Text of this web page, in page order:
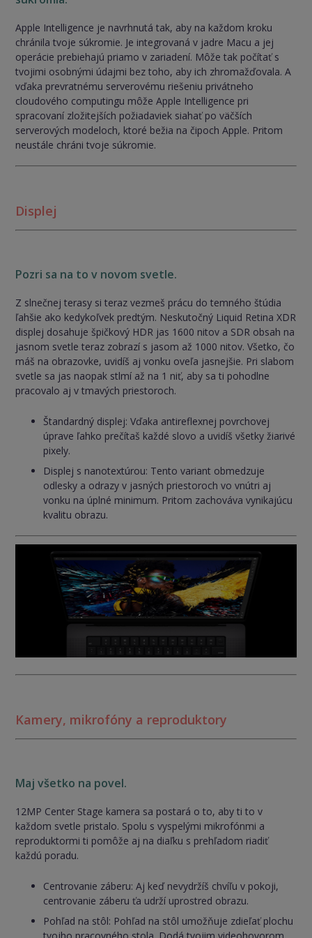
Apple Intelligence je navrhnutá tak, aby na každom kroku
chránila tvoje súkromie. Je integrovaná v jadre Macu a jej
operácie prebiehajú priamo v zariadení. Môže tak počítať s
tvojimi osobnými údajmi bez toho, aby ich zhromažďovala. A
vďaka prevratnému serverovému riešeniu privátneho
cloudového computingu môže Apple Intelligence pri
spracovaní zložitejších požiadaviek siahať po väčších
serverových modeloch, ktoré bežia na čipoch Apple. Pritom
neustále chráni tvoje súkromie.
Displej
Pozri sa na to v novom svetle.
Z slnečnej terasy si teraz vezmeš prácu do temného štúdia
ľahšie ako kedykoľvek predtým. Neskutočný Liquid Retina XDR
displej dosahuje špičkový HDR jas 1600 nitov a SDR obsah na
jasnom svetle teraz zobrazí s jasom až 1000 nitov. Všetko, čo
máš na obrazovke, uvidíš aj vonku oveľa jasnejšie. Pri slabom
svetle sa jas naopak stlmí až na 1 niť, aby sa ti pohodlne
pracovalo aj v tmavých priestoroch.
Štandardný displej: Vďaka antireflexnej povrchovej
úprave ľahko prečítaš každé slovo a uvidíš všetky žiarivé
pixely.
Displej s nanotextúrou: Tento variant obmedzuje
odlesky a odrazy v jasných priestoroch vo vnútri aj
vonku na úplné minimum. Pritom zachováva vynikajúcu
kvalitu obrazu.
Kamery, mikrofóny a reproduktory
Maj všetko na povel.
12MP Center Stage kamera sa postará o to, aby ti to v
každom svetle pristalo. Spolu s vyspelými mikrofónmi a
reproduktormi ti pomôže aj na diaľku s prehľadom riadiť
každú poradu.
Centrovanie záberu: Aj keď nevydržíš chvíľu v pokoji,
centrovanie záberu ťa udrží uprostred obrazu.
Pohľad na stôl: Pohľad na stôl umožňuje zdieľať plochu